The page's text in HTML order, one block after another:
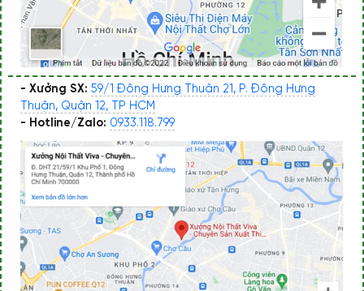
- Xưởng SX: 59/1 Đông Hưng Thuận 21, P. Đông Hưng
Thuận, Quận 12, TP HCM
- Hotline/Zalo: 0933.118.799